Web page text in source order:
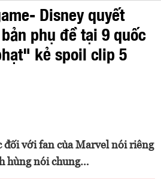
Disney quyết
phụ đề tại 9 quốc
kẻ spoil clip 5
với fan của Marvel nói riêng
hùng nói chung…